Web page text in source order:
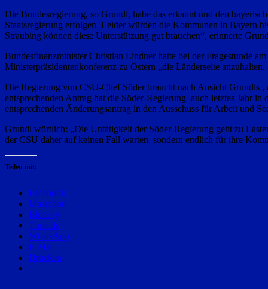
Die Bundesregierung, so Grundl, habe das erkannt und den
Staatsregierung erfolgen. Leider würden die Kommunen in Bayern
Straubing können diese Unterstützung gut brauchen“, erinnerte
Bundesfinanzminister Christian Lindner hatte bei der Fragestunde
Ministerpräsidentenkonferenz zu Ostern „die Länderseite
Die Regierung von CSU-Chef Söder braucht nach Ansicht Grundls ,
entsprechenden Antrag hat die Söder-Regierung auch letztes Jahr
entsprechenden Änderungsantrag in den Ausschuss für Arbeit und
Grundl wörtlich: „Die Untätigkeit der Söder-Regierung geht zu
der CSU daher auf keinen Fall warten, sondern endlich für ihre
Teilen mit:
Facebook
Mastodon
Bluesky
Threads
WhatsApp
E-Mail
Drucken